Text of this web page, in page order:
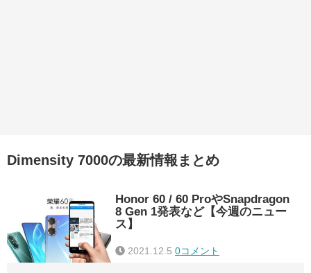
Dimensity 7000の最新情報まとめ
Honor 60 / 60 ProやSnapdragon
8 Gen 1発表など【今週のニュー
ス】
2021.12.5 0コメント